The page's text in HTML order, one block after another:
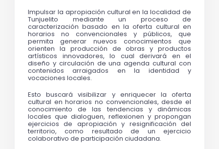
Impulsar la apropiación cultural en la localidad de
Tunjuelito mediante un proceso de
caracterización basado en la oferta cultural en
horarios no convencionales y públicos, que
permita generar nuevos conocimientos que
orienten la producción de obras y productos
artísticos innovadores, lo cual derivará en el
diseño y circulación de una agenda cultural con
contenidos arraigados en la identidad y
vocaciones locales.
Esto buscará visibilizar y enriquecer la oferta
cultural en horarios no convencionales, desde el
conocimiento de las tendencias y dinámicas
locales que dialoguen, reflexionen y propongan
ejercicios de apropiación y resignificación del
territorio, como resultado de un ejercicio
colaborativo de participación ciudadana.